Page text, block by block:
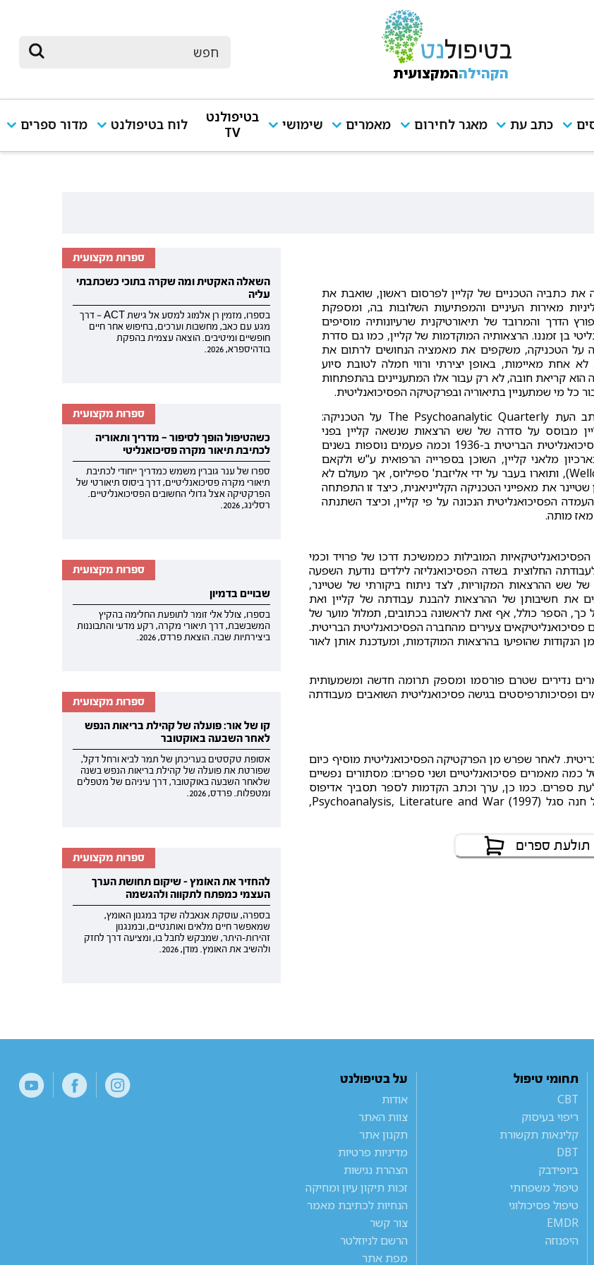
הקהילההמקצועית
כתב עת מאגר לחירום מאמרים שימושי
בטיפולנט
TV
לוח בטיפולנט מדור ספרים
את כתביה הטכניים של קליין לפרסום ראשון, שואבת את
מאירות העיניים והמפתיעות השלובות בה, ומספקת
הדרך והמרובד של תיאורטיקנית שרעיונותיה מוסיפים
בן זמננו. הרצאותיה המוקדמות של קליין, כמו גם סדרת
על הטכניקה, משקפים את מאמציה הנחושים לרתום את
לא אחת מאיימות, באופן יצירתי ורווי חמלה לטובת סיוע
קריאת חובה, לא רק עבור אלו המתעניינים בהתפתחות
כל מי שמתעניין בתיאוריה ובפרקטיקה הפסיכואנליטית.
ד"ר ג'יי גרינברג, עורך כתב העת The Psychoanalytic Quarterly על הטכניקה:
מבוסס על סדרה של שש הרצאות שנשאה קליין בפני
סטודנטים של החברה הפסיכואנליטית הבריטית ב-1936 וכמה פעמים נוספות בשנים
מלאני קליין, השוכן בספרייה הרפואית ע"ש ולקאם
(Wellcome Medical Library), ותוארו בעבר על ידי אליזבת' ספיליוס, אך מעולם לא
שטיינר את מאפייני הטכניקה הקלייניאנית, כיצד זו התפתחה
הפסיכואנליטית הנכונה על פי קליין, וכיצד השתנתה
מותה.
מברלין לאנגליה ב-1927, הייתה לאחת הפסיכואנליטיקאיות המובילות כממשיכת דרכו של פרויד וכמי
החלוצית בשדה הפסיכואנליזה לילדים נודעת השפעה
ההרצאות המקוריות, לצד ניתוח ביקורתי של שטיינר,
את חשיבותן של ההרצאות להבנת עבודתה של קליין ואת
כך, הספר כולל, אף זאת לראשונה בכתובים, תמלול מוער של
שנשתמרו, ובהן תיעוד של סמינר שערכה קליין ב-1958 עם פסיכואנליטיקאים צעירים מהחברה הפסיכואנליטית הבריטית.
הנקודות שהופיעו בהרצאות המוקדמות, ומעדכנת אותן לאור
נדירים שטרם פורסמו ומספק תרומה חדשה ומשמעותית
ופסיכותרפיסטים בגישה פסיכואנליטית השואבים מעבודתה
לאחר שפרש מן הפרקטיקה הפסיכואנליטית מוסיף כיום
מאמרים פסיכואנליטיים ושני ספרים: מסתורים נפשיים
בהוצאת תולעת ספרים. כמו כן, ערך וכתב הקדמות לספר תסביך אדיפוס
היום (2020) שיצא אף הוא בהוצאת תולעת ספרים; לספרה של חנה סגל Psychoanalysis, Literature and War (1997),
ספרים
ספרות מקצועית
השאלה האקטית ומה שקרה בתוכי כשכתבתי
עליה
בספרו, מזמין רן אלמוג למסע אל גישת ACT — דרך
מגע עם כאב, מחשבות וערכים, בחיפוש אחר חיים
חופשיים ומיטיבים. הוצאה עצמית בהפקת
בודהיספרא, 2026.
ספרות מקצועית
כשהטיפול הופך לסיפור — מדריך ותאוריה
לכתיבת תיאור מקרה פסיכואנליטי
ספרו של ענר גוברין משמש כמדריך ייחודי לכתיבת
תיאורי מקרה פסיכואנליטיים, דרך ביסוס תיאורטי של
הפרקטיקה אצל גדולי החשובים הפסיכואנליטיים.
רסלינג, 2026.
ספרות מקצועית
שבויים בדמיון
בספרו, צולל אלי זומר לתופעת החלימה בהקיץ
המשבשבת, דרך תיאורי מקרה, רקע מדעי והתבוננות
ביצירתיות שבה. הוצאת פרדס, 2026.
ספרות מקצועית
קו של אור: פועלה של קהילת בריאות הנפש
לאחר השבעה באוקטובר
אסופת טקסטים בעריכתן של תמר לביא ורחל דקל,
שפורטת את פועלה של קהילת בריאות הנפש בשנה
שלאחר השבעה באוקטובר, דרך עיניהם של מטפלים
ומטפלות. פרדס, 2026.
ספרות מקצועית
להחזיר את האומץ - שיקום תחושת הערך
העצמי כמפתח לתקווה ולהגשמה
בספרה, עוסקת אנאבלה שקד במגנון האומץ,
שמאפשר חיים מלאים ואותנטיים, ובמנגנון
זהירות-היתר, שמבקש לחבל בו, ומציעה דרך לחזק
ולהשיב את האומץ. מודן, 2026.
תחומי טיפול
CBT
ריפוי בעיסוק
קלינאות תקשורת
DBT
ביופידבק
טיפול משפחתי
טיפול פסיכולוגי
EMDR
היפנוזה
על בטיפולנט
אודות
צוות האתר
תקנון אתר
מדיניות פרטיות
הצהרת נגישות
זכות תיקון עיון ומחיקה
הנחיות לכתיבת מאמר
צור קשר
הרשם לניוזלטר
מפת אתר